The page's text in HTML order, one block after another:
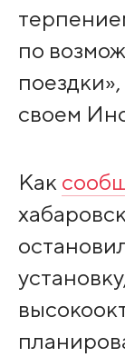
по
своем
Как